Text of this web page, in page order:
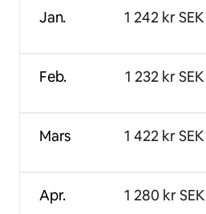
Jan.
Feb.
Mars
Apr.
1 242 kr SEK
1 232 kr SEK
1 422 kr SEK
1 280 kr SEK